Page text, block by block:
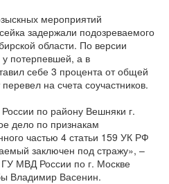
мероприятий
задержали подозреваемого
области. По версии
у потерпевшей, а в
себе 3 процента от общей
на счета соучастников.
по району Вешняки г.
дело по признакам
частью 4 статьи 159 УК РФ
заключен под стражу», –
МВД России по г. Москве
Владимир Васенин.